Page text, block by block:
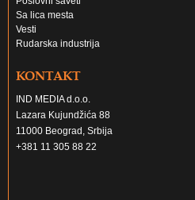
Poslovni saveti
Sa lica mesta
Vesti
Rudarska industrija
KONTAKT
IND MEDIA d.o.o.
Lazara Kujundžića 88
11000 Beograd, Srbija
+381 11 305 88 22